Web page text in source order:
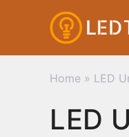
springen
Home » LED
LED